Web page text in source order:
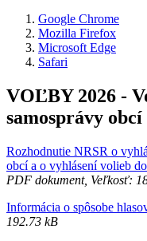
Google Chrome
Mozilla Firefox
Microsoft Edge
Safari
VOĽBY 2026 -
samosprávy obcí
Rozhodnutie NRSR o
obcí a o vyhlásení volieb
PDF dokument, Veľkosť:
Informácia o spôsobe
192.73 kB